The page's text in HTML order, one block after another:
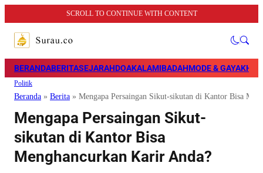
SCROLL TO CONTINUE WITH CONTENT
BERANDABERITASEJARAHDOAKALAMIBADAHMODE & GAYA
Politik
Beranda » Berita » Mengapa Persaingan Sikut-sikutan di Kantor Bisa
Mengapa Persaingan Sikut-
sikutan di Kantor Bisa
Menghancurkan Karir Anda?